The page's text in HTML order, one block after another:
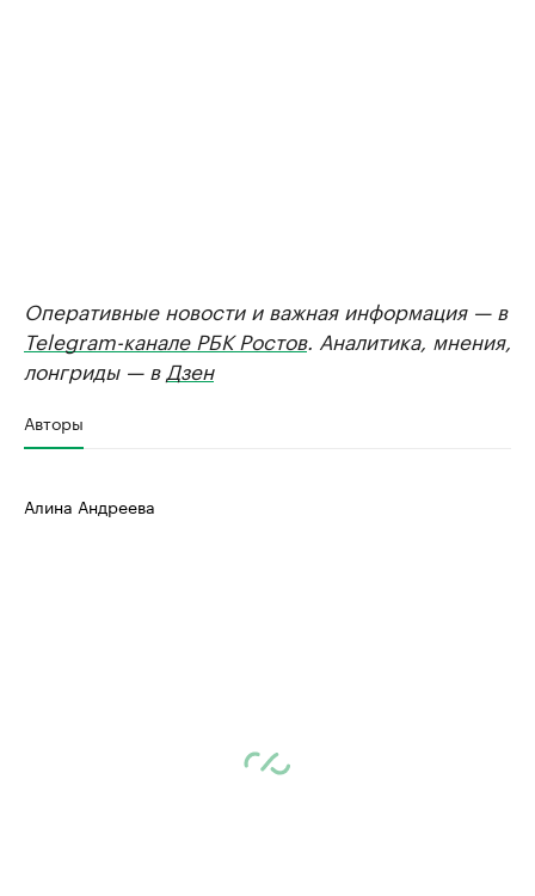
Оперативные новости и важная информация — в
Telegram-канале РБК Ростов. Аналитика, мнения,
лонгриды — в Дзен
Авторы
Алина Андреева